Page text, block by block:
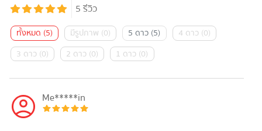
5รีวิว
ทั้งหมด (5) มีรูปภาพ (0) 5 ดาว (5) 4 ดาว (0)
3 ดาว (0) 2 ดาว (0) 1 ดาว (0)
Me*****in